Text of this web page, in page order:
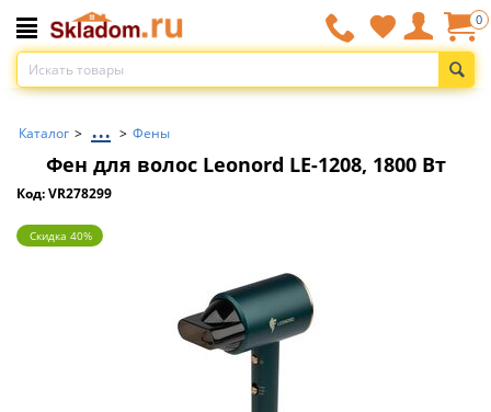
0
Каталог > ... > Фены
Фен для волос Leonord LE-1208, 1800 Вт
Код: VR278299
Скидка 40%